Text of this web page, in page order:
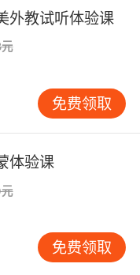
会知道 因为那时
keeping the
now has an
能量 一下子奔涌
loops that
the corona
外教试听体验课
免费领取
体验课
免费领取